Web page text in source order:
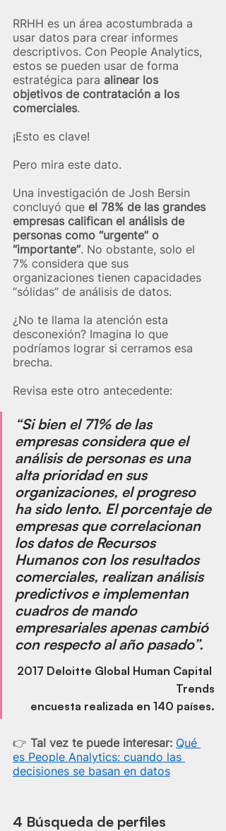
RRHH es un área acostumbrada a
usar datos para crear informes
descriptivos. Con People Analytics,
estos se pueden usar de forma
estratégica para alinear los
objetivos de contratación a los
comerciales.
¡Esto es clave!
Pero mira este dato.
Una investigación de Josh Bersin
concluyó que el 78% de las grandes
empresas califican el análisis de
personas como “urgente” o
“importante”. No obstante, solo el
7% considera que sus
organizaciones tienen capacidades
“sólidas” de análisis de datos.
¿No te llama la atención esta
desconexión? Imagina lo que
podríamos lograr si cerramos esa
brecha.
Revisa este otro antecedente:
“Si bien el 71% de las
empresas considera que el
análisis de personas es una
alta prioridad en sus
organizaciones, el progreso
ha sido lento. El porcentaje de
empresas que correlacionan
los datos de Recursos
Humanos con los resultados
comerciales, realizan análisis
predictivos e implementan
cuadros de mando
empresariales apenas cambió
con respecto al año pasado”.
2017 Deloitte Global Human Capital
Trends
encuesta realizada en 140 países.
👉 Tal vez te puede interesar: Qué
es People Analytics: cuando las
decisiones se basan en datos
4 Búsqueda de perfiles